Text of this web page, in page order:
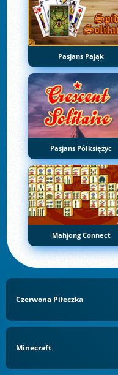
Pasjans Pająk
Pasjans Półksiężyc
Mahjong Connect
Czerwona Piłeczka
Minecraft